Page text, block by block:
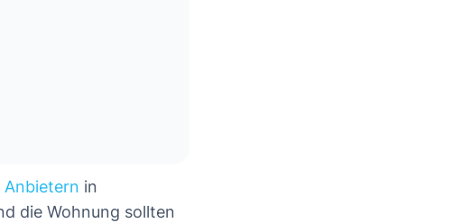
Anbietern in
die Wohnung sollten